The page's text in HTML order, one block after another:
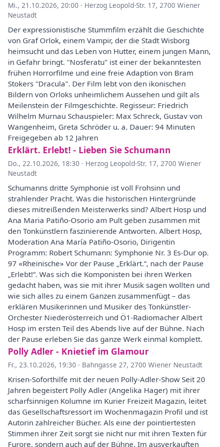
Mi., 21.10.2026, 20:00 · Herzog Leopold-Str. 17, 2700 Wiener
Neustadt
Der expressionistische Stummfilm erzählt die Geschichte
von Graf Orlok, einem Vampir, der die Stadt Wisborg
heimsucht und das Leben von Hutter, einem jungen Mann,
in Gefahr bringt. "Nosferatu" ist einer der bekanntesten
frühen Horrorfilme und eine freie Adaption von Bram
Stokers "Dracula". Der Film lebt von den ikonischen
Bildern von Orloks unheimlichem Aussehen und gilt als
Meilenstein der Filmgeschichte. Regisseur: Friedrich
Wilhelm Murnau Schauspieler: Max Schreck, Gustav von
Wangenheim, Greta Schröder u. a. Dauer: 94 Minuten
Freigegeben ab 12 Jahren
Erklärt. Erlebt! - Lieben Sie Schumann
Do., 22.10.2026, 18:30 · Herzog Leopold-Str. 17, 2700 Wiener
Neustadt
Schumanns dritte Symphonie ist voll Frohsinn und
strahlender Pracht. Was die historischen Hintergründe
dieses mitreißenden Meisterwerks sind? Albert Hosp und
Ana Maria Patiño-Osorio am Pult geben zusammen mit
den Tonkünstlern faszinierende Antworten. Albert Hosp,
Moderation Ana María Patiño-Osorio, Dirigentin
Programm: Robert Schumann: Symphonie Nr. 3 Es-Dur op.
97 «Rheinische» Vor der Pause „Erklärt.“, nach der Pause
„Erlebt!“. Was sich die Komponisten bei ihren Werken
gedacht haben, was sie mit ihrer Musik sagen wollten und
wie sich alles zu einem Ganzen zusammenfügt – das
erklären Musikerinnen und Musiker des Tonkünstler-
Orchester Niederösterreich und Ö1-Radiomacher Albert
Hosp im ersten Teil des Abends live auf der Bühne. Nach
der Pause erleben Sie das ganze Werk einmal komplett.
Polly Adler - Knietief im Glamour
Fr., 23.10.2026, 19:30 · Bahngasse 27, 2700 Wiener Neustadt
Krisen-Soforthilfe mit der neuen Polly-Adler-Show Seit 20
Jahren begeistert Polly Adler (Angelika Hager) mit ihrer
scharfsinnigen Kolumne im Kurier Freizeit Magazin, leitet
das Gesellschaftsressort im Wochenmagazin Profil und ist
Autorin zahlreicher Bücher. Als eine der pointiertesten
Stimmen ihrer Zeit sorgt sie nicht nur mit ihren Texten für
Furore, sondern auch auf der Bühne. Im ausverkauften